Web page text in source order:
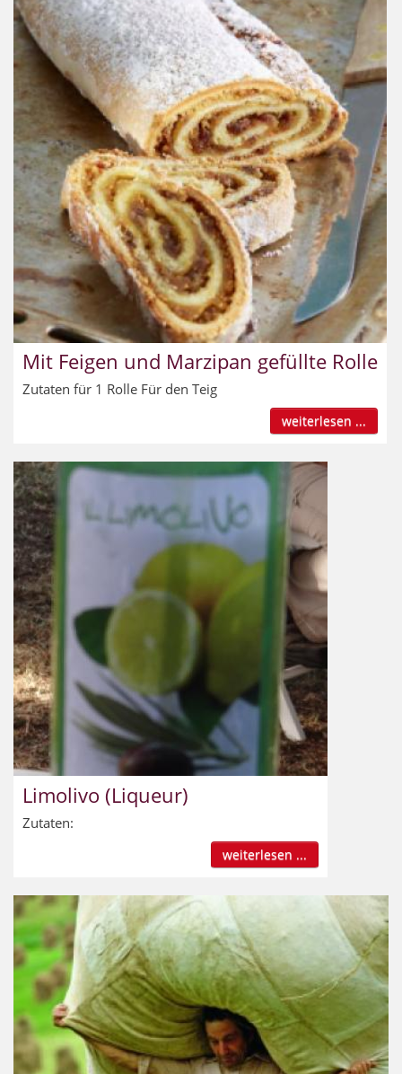
Mit Feigen und Marzipan gefüllte Rolle
Zutaten für 1 Rolle Für den Teig
weiterlesen ...
Limolivo (Liqueur)
Zutaten:
weiterlesen ...